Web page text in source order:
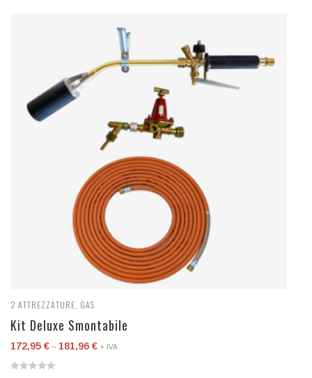
2 ATTREZZATURE GAS
Kit Deluxe Smontabile
172,95 € – 181,96 € + IVA